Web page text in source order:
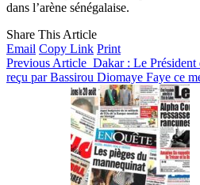
dans l’arène sénégalaise.
Share This Article
Email Copy Link Print
Previous Article Dakar : Le
reçu par Bassirou Diomaye Faye ce